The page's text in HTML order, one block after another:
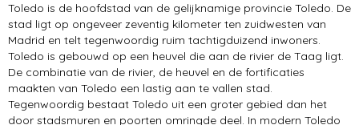
Toledo is de hoofdstad van de gelijknamige provincie Toledo. De
stad ligt op ongeveer zeventig kilometer ten zuidwesten van
Madrid en telt tegenwoordig ruim tachtigduizend inwoners.
Toledo is gebouwd op een heuvel die aan de rivier de Taag ligt.
De combinatie van de rivier, de heuvel en de fortificaties
maakten van Toledo een lastig aan te vallen stad.
Tegenwoordig bestaat Toledo uit een groter gebied dan het
door stadsmuren en poorten omringde deel. In modern Toledo